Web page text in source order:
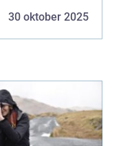
30 oktober 2025